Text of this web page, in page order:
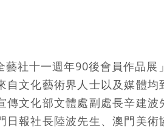
社十一週年90後會員作品展
自文化藝術界人士以及媒體
傳文化部文體處副處長辛建
日報社長陸波先生、澳門美